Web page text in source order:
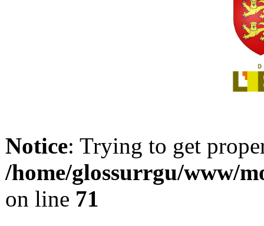
Notice: Trying to get
/home/glossurrgu/www/
on line 71